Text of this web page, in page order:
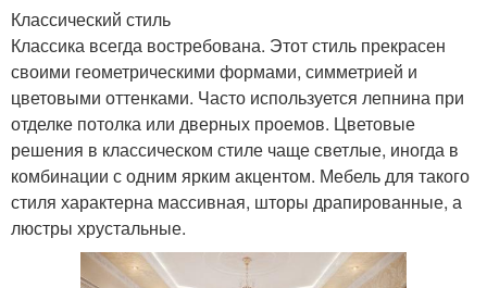
Классический стиль
Классика всегда востребована. Этот стиль прекрасен
своими геометрическими формами, симметрией и
цветовыми оттенками. Часто используется лепнина при
отделке потолка или дверных проемов. Цветовые
решения в классическом стиле чаще светлые, иногда в
комбинации с одним ярким акцентом. Мебель для такого
стиля характерна массивная, шторы драпированные, а
люстры хрустальные.